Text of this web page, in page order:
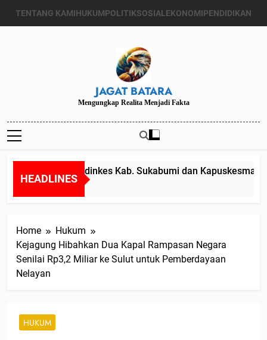
TENTANG KAMIHUKUMPOLITIKSOSIALEKONOMIPENDIDIKAN
JAGAT BATARA
Mengungkap Realita Menjadi Fakta
HEADLINES
Diduga Kadinkes Kab. Sukabumi dan Kapuskesmas
Juli 24, 2024
Home
Hukum
Kejagung Hibahkan Dua Kapal Rampasan Negara
Senilai Rp3,2 Miliar ke Sulut untuk Pemberdayaan
Nelayan
HUKUM